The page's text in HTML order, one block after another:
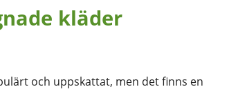
kläder
och uppskattat, men det finns en